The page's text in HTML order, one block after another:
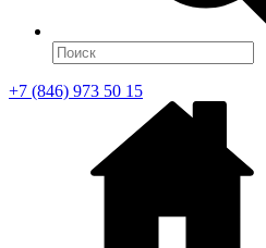
+7 (846) 973 50 15